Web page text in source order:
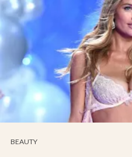
BEAUTY